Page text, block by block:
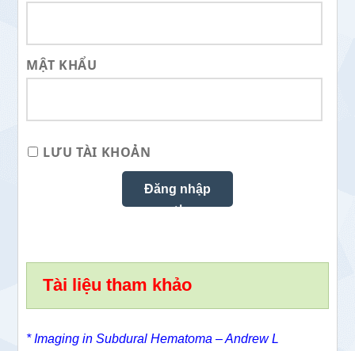
MẬT KHẨU
LƯU TÀI KHOẢN
Tài liệu tham khảo
* Imaging in Subdural Hematoma – Andrew L